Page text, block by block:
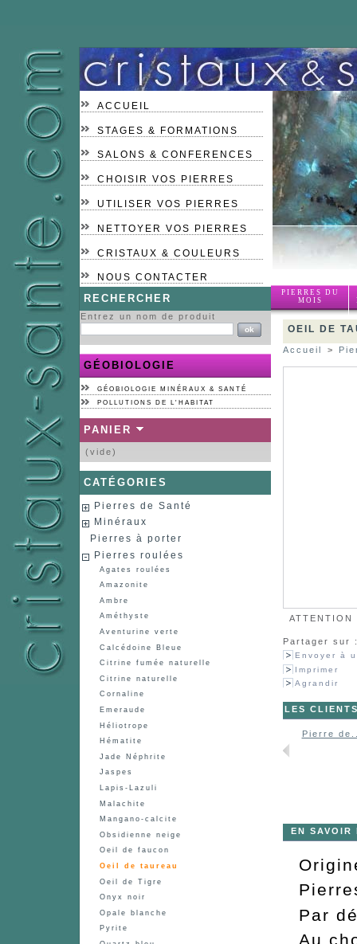
ACCUEIL
STAGES & FORMATIONS
SALONS & CONFERENCES
CHOISIR VOS PIERRES
UTILISER VOS PIERRES
NETTOYER VOS PIERRES
CRISTAUX & COULEURS
NOUS CONTACTER
PIERRES DU
MOIS
RECHERCHER
Entrez un nom de produit
GÉOBIOLOGIE
GÉOBIOLOGIE MINÉRAUX & SANTÉ
POLLUTIONS DE L'HABITAT
PANIER
(vide)
CATÉGORIES
Pierres de Santé
Minéraux
Pierres à porter
Pierres roulées
Agates roulées
Amazonite
Ambre
Améthyste
Aventurine verte
Calcédoine Bleue
Citrine fumée naturelle
Citrine naturelle
Cornaline
Emeraude
Héliotrope
Hématite
Jade Néphrite
Jaspes
Lapis-Lazuli
Malachite
Mangano-calcite
Obsidienne neige
Oeil de faucon
Oeil de taureau
Oeil de Tigre
Onyx noir
Opale blanche
Pyrite
OEIL DE
Accueil >
Partager sur
Envoyer à
Imprimer
Agrandir
LES
Pierre
EN SAVOIR
Par